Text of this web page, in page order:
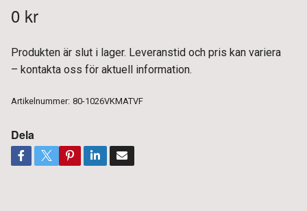
0 kr
Produkten är slut i lager. Leveranstid och pris kan variera
– kontakta oss för aktuell information.
Artikelnummer: 80-1026VKMATVF
Dela